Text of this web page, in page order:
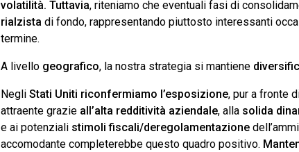
volatilità. Tuttavia, riteniamo che eventuali fasi di
rialzista di fondo, rappresentando piuttosto interessanti
termine.
A livello geografico, la nostra strategia si mantiene
Negli Stati Uniti riconfermiamo l’esposizione, pur a fronte
attraente grazie all’alta redditività aziendale, alla solida
e ai potenziali stimoli fiscali/deregolamentazione
accomodante completerebbe questo quadro positivo.